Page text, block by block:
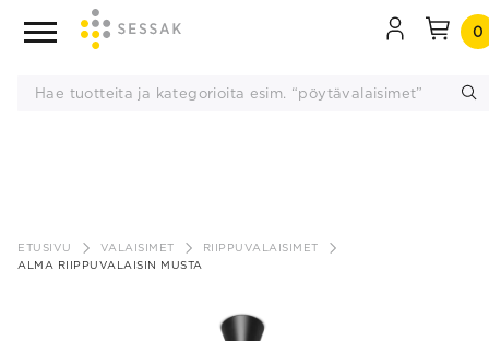
sisältöön
0
ETUSIVU VALAISIMET
RIIPPUVALAISIMET
ALMA RIIPPUVALAISIN MUSTA